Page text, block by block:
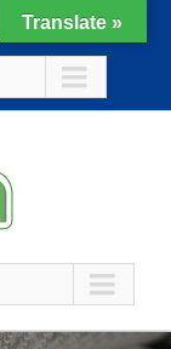
Translate »